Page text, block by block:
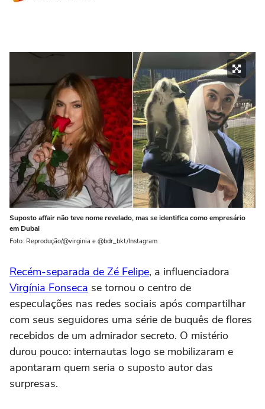
Suposto affair não teve nome revelado, mas se identifica como empresário
em Dubai
Foto: Reprodução/@virginia e @bdr_bkt/Instagram
Recém-separada de Zé Felipe, a influenciadora
Virgínia Fonseca se tornou o centro de
especulações nas redes sociais após compartilhar
com seus seguidores uma série de buquês de flores
recebidos de um admirador secreto. O mistério
durou pouco: internautas logo se mobilizaram e
apontaram quem seria o suposto autor das
surpresas.